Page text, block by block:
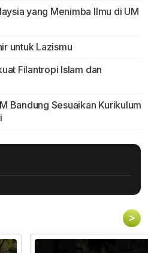
yang Menimba Ilmu di UM
untuk Lazismu
Filantropi Islam dan
Bandung Sesuaikan Kurikulum
>